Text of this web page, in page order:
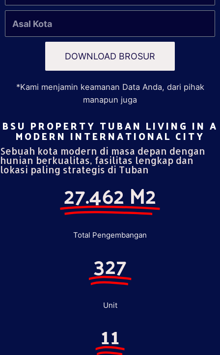
DOWNLOAD BROSUR
*Kami menjamin keamanan Data Anda, dari pihak
manapun juga
BSU PROPERTY TUBAN LIVING IN A
MODERN INTERNATIONAL CITY​
Sebuah kota modern di masa depan dengan
hunian berkualitas, fasilitas lengkap dan
lokasi paling strategis di Tuban
27.462 M2
Total Pengembangan
327
Unit
11